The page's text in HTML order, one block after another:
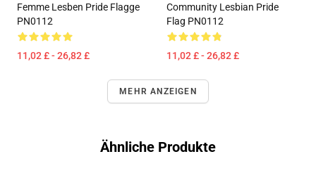
Femme Lesben Pride Flagge
PN0112
11,02 £ - 26,82 £
Community Lesbian Pride
Flag PN0112
11,02 £ - 26,82 £
MEHR ANZEIGEN
Ähnliche Produkte